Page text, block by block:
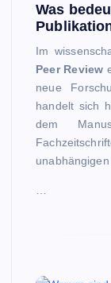
Was
Im
Peer Review
neue
handelt sich
dem